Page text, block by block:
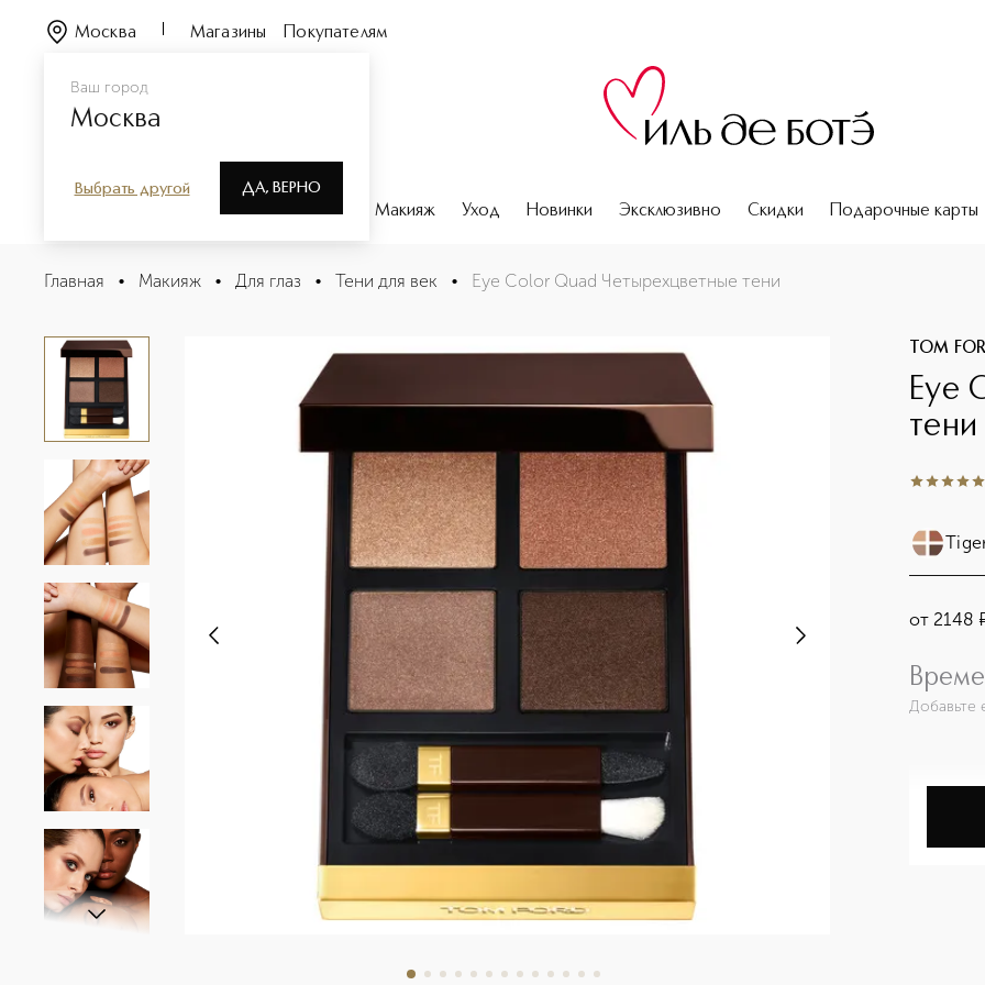
Ваш город
Москва
Выбрать другой ДА, ВЕРНО
Москва Магазины Покупателям
Парфюмерия Макияж Уход Новинки Эксклюзивно Скидки Подарочные карты
Eye Color Quad Четырехцветные тени
Описание
Главная • Макияж • Для глаз • Тени для век • Eye Color Quad Четырехцветные тени
TOM
Eye
тени
5из 52
от 2148
Добавьте